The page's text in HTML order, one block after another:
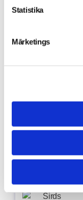
Statistika
Mārketings